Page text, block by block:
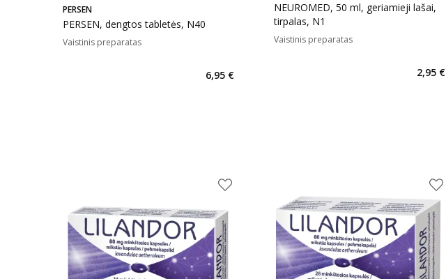
PERSEN
PERSEN, dengtos tabletės, N40
Vaistinis preparatas
6,95 €
NEUROMED, 50 ml, geriamieji lašai,
tirpalas, N1
Vaistinis preparatas
2,95 €